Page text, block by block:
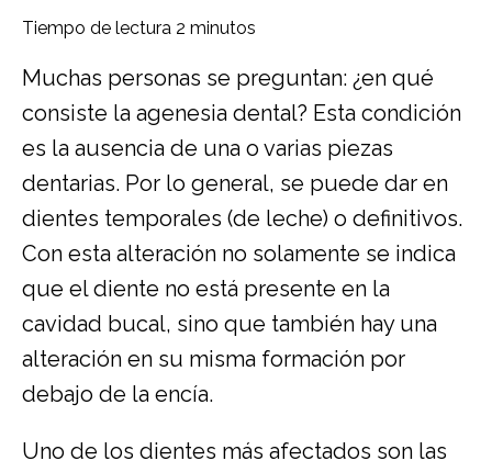
Tiempo de lectura 2 minutos
Muchas personas se preguntan: ¿en qué
consiste la agenesia dental? Esta condición
es la ausencia de una o varias piezas
dentarias. Por lo general, se puede dar en
dientes temporales (de leche) o definitivos.
Con esta alteración no solamente se indica
que el diente no está presente en la
cavidad bucal, sino que también hay una
alteración en su misma formación por
debajo de la encía.
Uno de los dientes más afectados son las